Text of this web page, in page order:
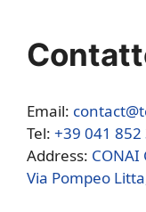
Email:
Tel: +39 041 852
Address:
Via Pompeo